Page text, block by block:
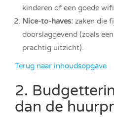
kinderen of een goede
Nice-to-haves: zaken die
doorslaggevend (zoals
prachtig uitzicht).
Terug naar inhoudsopgave
2.
dan de